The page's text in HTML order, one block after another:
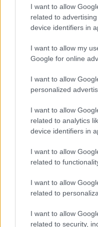
I want to allow
related to
device identifiers in
I want to allow my
Google for online
I want to allow
personalized
I want to allow
related to analytics
device identifiers in
I want to allow
related to
I want to allow
related to
I want to allow
related to security,
Jól halad a
Balaton Park-i
egyiknél a
felmerült
Gyulay Zsolt, a
a körülmények ellenére